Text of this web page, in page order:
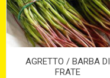
AGRETTO / BARBA DI
FRATE